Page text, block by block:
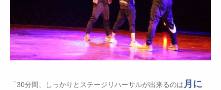
「30分間、しっかりとステージリハーサルが出来るのは 月に